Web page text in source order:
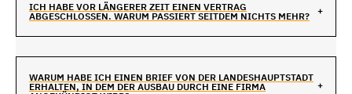
ICH HABE VOR LÄNGERER ZEIT EINEN VERTRAG
ABGESCHLOSSEN. WARUM PASSIERT SEITDEM NICHTS MEHR?
WARUM HABE ICH EINEN BRIEF VON DER LANDESHAUPTSTADT
ERHALTEN, IN DEM DER AUSBAU DURCH EINE FIRMA